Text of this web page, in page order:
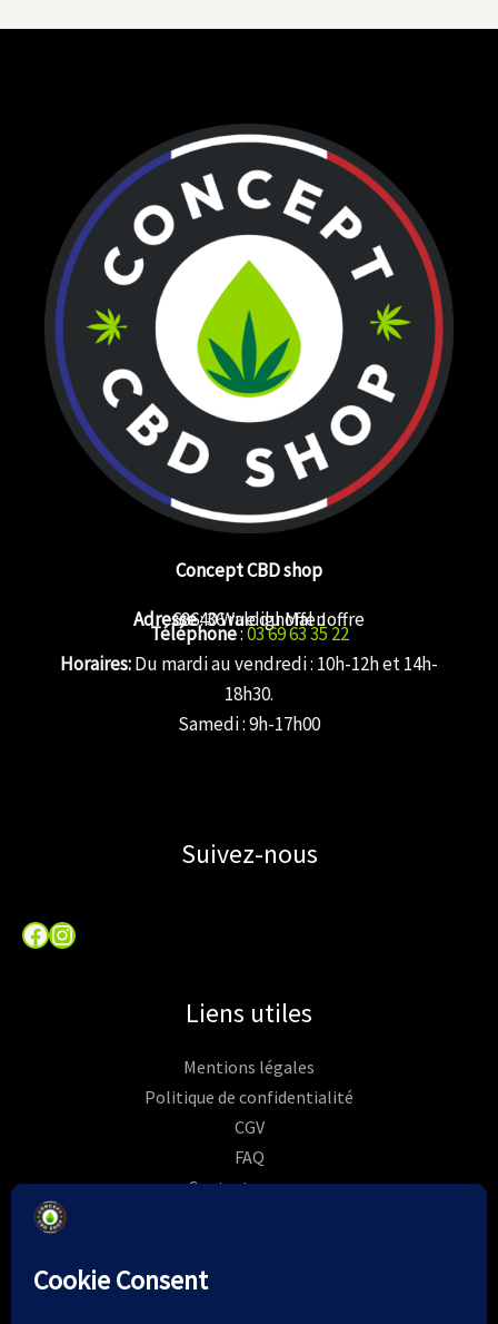
Concept CBD shop
Adresse: 36 rue du Mal Joffre
68640 Waldighoffen
Téléphone:03 69 63 35 22
Horaires:Du mardi au vendredi : 10h-12h et 14h-
18h30.
Samedi : 9h-17h00
Suivez-nous
Facebook
Instagram
Liens utiles
Mentions légales
Politique de confidentialité
CGV
FAQ
Contactez-nous